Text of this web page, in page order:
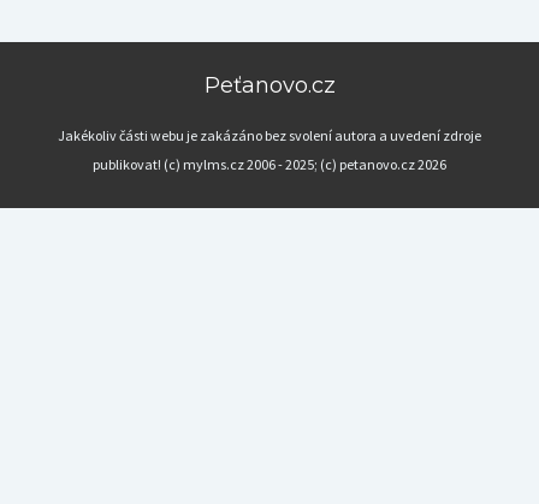
Peťanovo.cz
Jakékoliv části webu je zakázáno bez svolení autora a uvedení zdroje
publikovat! (c) mylms.cz 2006 - 2025; (c) petanovo.cz 2026